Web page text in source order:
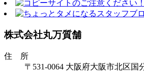
株式会社丸万質舗
住 所
〒531-0064 大阪府大阪市北区国